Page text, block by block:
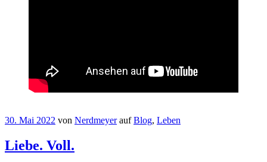
30. Mai 2022 von NerdmeyeraufBlog, Leben
Liebe. Voll.